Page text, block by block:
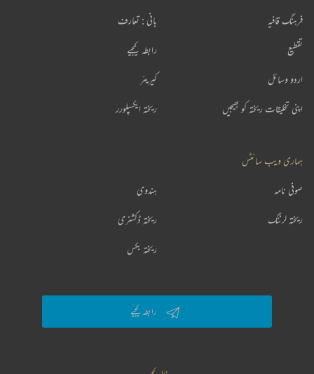
فرہنگ قافیہ
تقطیع
اردو وسائل
اپنی تخلیقات ریختہ کو بھیجیں
بانی : تعارف
رابطہ کیجیے
کیریئر
ریختہ ایکسپلورر
ہماری ویب سائٹس
ہندوی صوفی نامہ
ریختہ ڈکشنری ریختہ لرننگ
ریختہ بکس
رابطہ کیجیے